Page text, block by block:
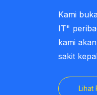
Kami
IT"
kami
sakit
Lihat